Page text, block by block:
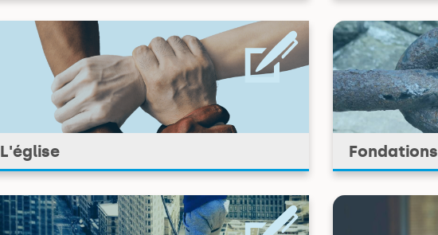
L'église Fondations